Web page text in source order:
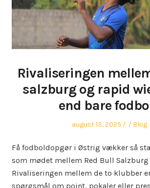
Rivaliseringen
salzburg og rapid
end bare
Posted
august 13, 2025 Author
Blog
Få fodboldopgør i Østrig vækker så
som mødet mellem Red Bull Salzburg
Rivaliseringen mellem de to klubber
spørgsmål om point, pokaler eller